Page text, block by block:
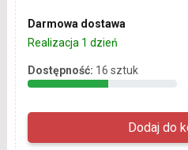
Darmowa dostawa
Realizacja 1 dzień
Dostępność: 16 sztuk